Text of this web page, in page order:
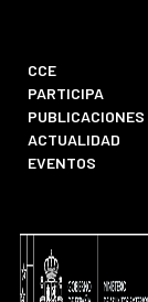
CCE
PARTICIPA
PUBLICACIONES
ACTUALIDAD
EVENTOS